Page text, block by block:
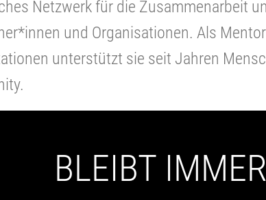
Netzwerk für die Zusammenarbeit
und Organisationen. Als
unterstützt sie seit Jahren
BLEIBT